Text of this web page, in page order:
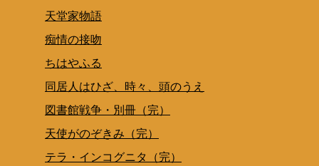
天堂家物語
痴情の接吻
ちはやふる
同居人はひざ、時々、頭のうえ
図書館戦争・別冊（完）
天使がのぞきみ（完）
テラ・インコグニタ（完）